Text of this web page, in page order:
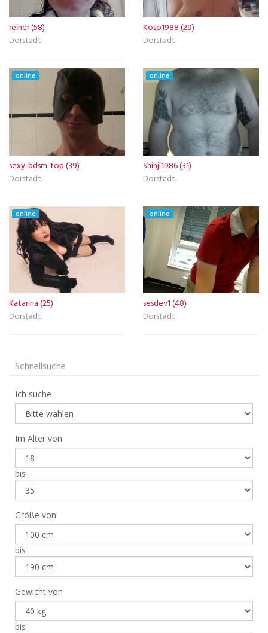
reiner (58)
Dorstadt
Koso1988 (29)
Dorstadt
online
sexy-bdsm-top (39)
Dorstadt
online
Shinji1986 (31)
Dorstadt
online
Katarina (25)
Dorstadt
online
sesdev1 (48)
Dorstadt
Schnellsuche
Ich suche
Im Alter von
bis
Größe von
bis
Gewicht von
bis